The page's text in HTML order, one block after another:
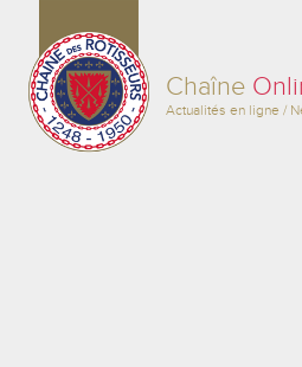
Chaîne
Actualités en ligne /